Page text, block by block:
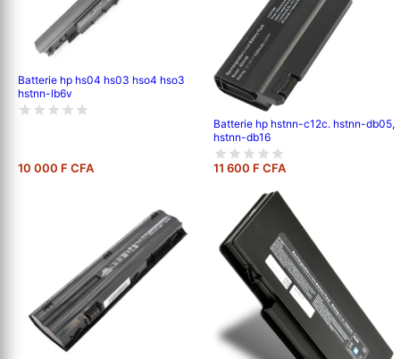
Batterie hp hs04 hs03 hso4 hso3
hstnn-lb6v
10 000 F CFA
Batterie hp hstnn-c12c. hstnn-db05,
hstnn-db16
11 600 F CFA